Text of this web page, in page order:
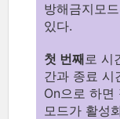
방해금지모
있다.
첫 번째로 시
간과 종료 시
On으로 하면
모드가 활성